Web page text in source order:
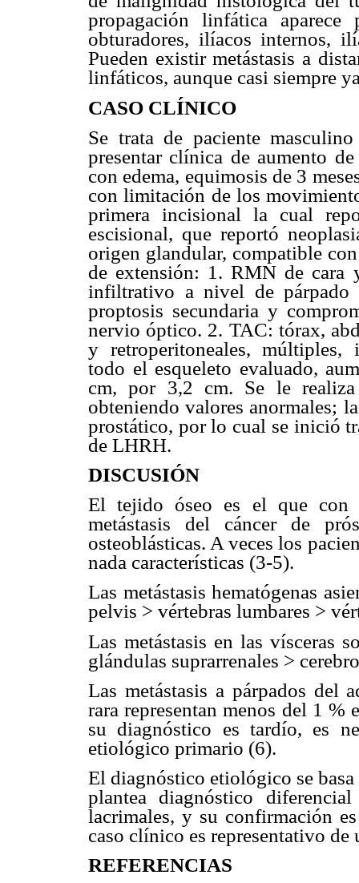
propagación linfática
obturadores, ilíacos internos,
Pueden existir metástasis a
linfáticos, aunque casi siempre
CASO CLÍNICO
Se trata de paciente
presentar clínica de aumento
con edema, equimosis de 3
con limitación de los
primera incisional la cual
escisional, que reportó
origen glandular, compatible
de extensión: 1. RMN de cara
infiltrativo a nivel de
proptosis secundaria y
nervio óptico. 2. TAC: tórax,
y retroperitoneales, múltiples,
todo el esqueleto evaluado,
cm, por 3,2 cm. Se le
obteniendo valores anormales;
prostático, por lo cual se inició
de LHRH.
DISCUSIÓN
El tejido óseo es el que con
metástasis del cáncer de
osteoblásticas. A veces los
nada características (3-5).
Las metástasis hematógenas
pelvis > vértebras lumbares >
Las metástasis en las vísceras
glándulas suprarrenales >
Las metástasis a párpados del
rara representan menos del 1 %
su diagnóstico es tardío, es
etiológico primario (6).
El diagnóstico etiológico se
plantea diagnóstico
lacrimales, y su confirmación
caso clínico es representativo
REFERENCIAS